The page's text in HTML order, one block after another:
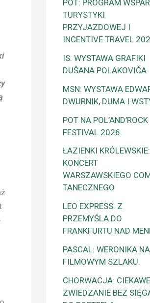
POT: PROGRAM
TURYSTYKI
PRZYJAZDOWEJ I
INCENTIVE TRAVEL
IS: WYSTAWA GRAFIKI
DUŠANA POLAKOVIČA
MSN: WYSTAWA
DWURNIK, DUMA I
POT NA POL’AND’ROCK
FESTIVAL 2026
ŁAZIENKI KRÓLEWSKIE:
KONCERT
WARSZAWSKIEGO
TANECZNEGO
LEO EXPRESS: Z
PRZEMYŚLA DO
FRANKFURTU NAD
PASCAL: WERONIKA NA
FILMOWYM SZLAKU.
CHORWACJA: CIEKAWE
ZWIEDZANIE BEZ